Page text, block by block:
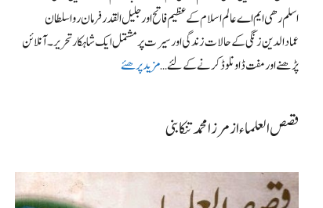
اسلم رھی ایم اے عالم اسلام کے عظیم فاتح اور جلیل القدر فرمان روا سلطان
عمادالدین زنگی کے حالات زندگی اور سیرت پر مشتمل ایک شاہکار تحریر۔ آنلائن
پڑھنے اور مفت ڈاونلوڈ کرنے کے لئے …مزید پرھئے
قصص العلماء از مرزا محمد تنکابنی